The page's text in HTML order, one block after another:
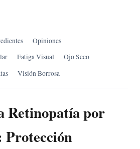
Opiniones
Fatiga Visual
Ojo Seco
Visión Borrosa
Retinopatía por